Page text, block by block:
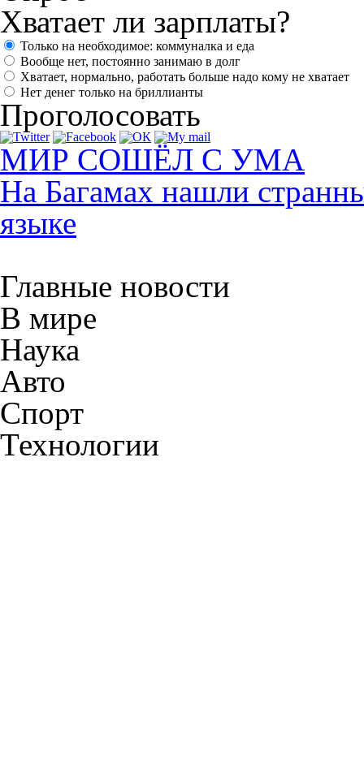
Хватает ли зарплаты?
Только на необходимое: коммуналка и еда
Вообще нет, постоянно занимаю в долг
Хватает, нормально, работать больше надо кому не хватает
Нет денег только на бриллианты
Проголосовать
МИР СОШЁЛ С УМА
На Багамах нашли
языке
Главные новости
В мире
Наука
Авто
Спорт
Технологии